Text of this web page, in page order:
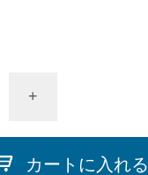
+
カートに入れる